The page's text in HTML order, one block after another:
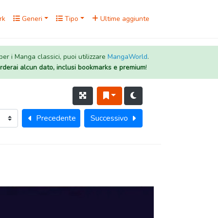
Generi Tipo Ultime aggiunte
i Manga classici, puoi utilizzare MangaWorld.
alcun dato, inclusi bookmarks e premium!
Precedente Successivo